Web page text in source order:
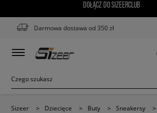
DOŁĄCZ DO SIZEERCLUB
Darmowa dostawa od 350 zł
Sizeer > Dziecięce > Buty > Sneakersy
>